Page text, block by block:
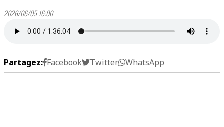
2026/06/05 16:00
Partagez: Facebook Twitter WhatsApp